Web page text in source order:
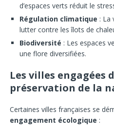
d’espaces verts réduit le
Régulation climatique : La
lutter contre les îlots de
Biodiversité : Les espaces
une flore diversifiées.
Les villes engagées
préservation de la
Certaines villes françaises se
engagement écologique :